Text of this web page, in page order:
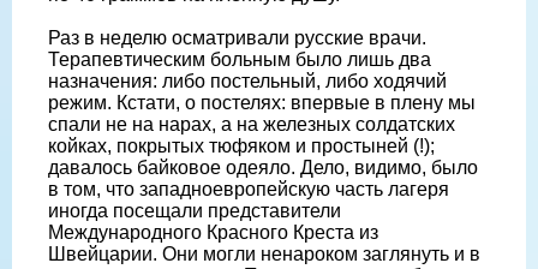
Раз в неделю осматривали русские врачи.
Терапевтическим больным было лишь два
назначения: либо постельный, либо ходячий
режим. Кстати, о постелях: впервые в плену мы
спали не на нарах, а на железных солдатских
койках, покрытых тюфяком и простыней (!);
давалось байковое одеяло. Дело, видимо, было
в том, что западноевропейскую часть лагеря
иногда посещали представители
Международного Красного Креста из
Швейцарии. Они могли ненароком заглянуть и в